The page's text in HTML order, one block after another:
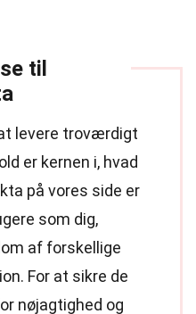
til
levere troværdigt
er kernen i, hvad
på vores side er
som dig,
af forskellige
For at sikre de
nøjagtighed og